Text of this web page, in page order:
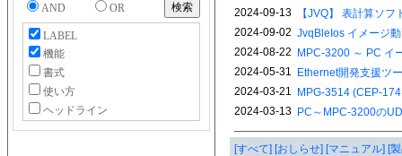
AND OR
LABEL
機能
書式
使い方
ヘッドライン
[すべて] [おしらせ] [マニュアル] [